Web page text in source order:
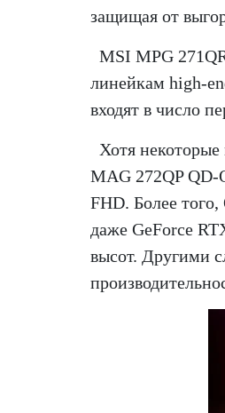
защищая от
MSI MPG
линейкам high-
входят в число
Хотя
MAG 272QP QD-
FHD. Более
даже GeForce
высот. Другими